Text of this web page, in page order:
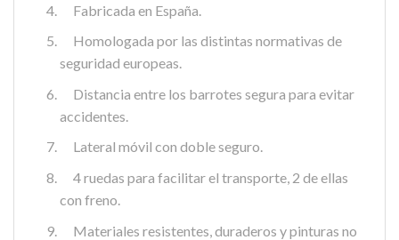
Fabricada en España.
Homologada por las distintas normativas de
seguridad europeas.
Distancia entre los barrotes segura para evitar
accidentes.
Lateral móvil con doble seguro.
4 ruedas para facilitar el transporte, 2 de ellas
con freno.
Materiales resistentes, duraderos y pinturas no